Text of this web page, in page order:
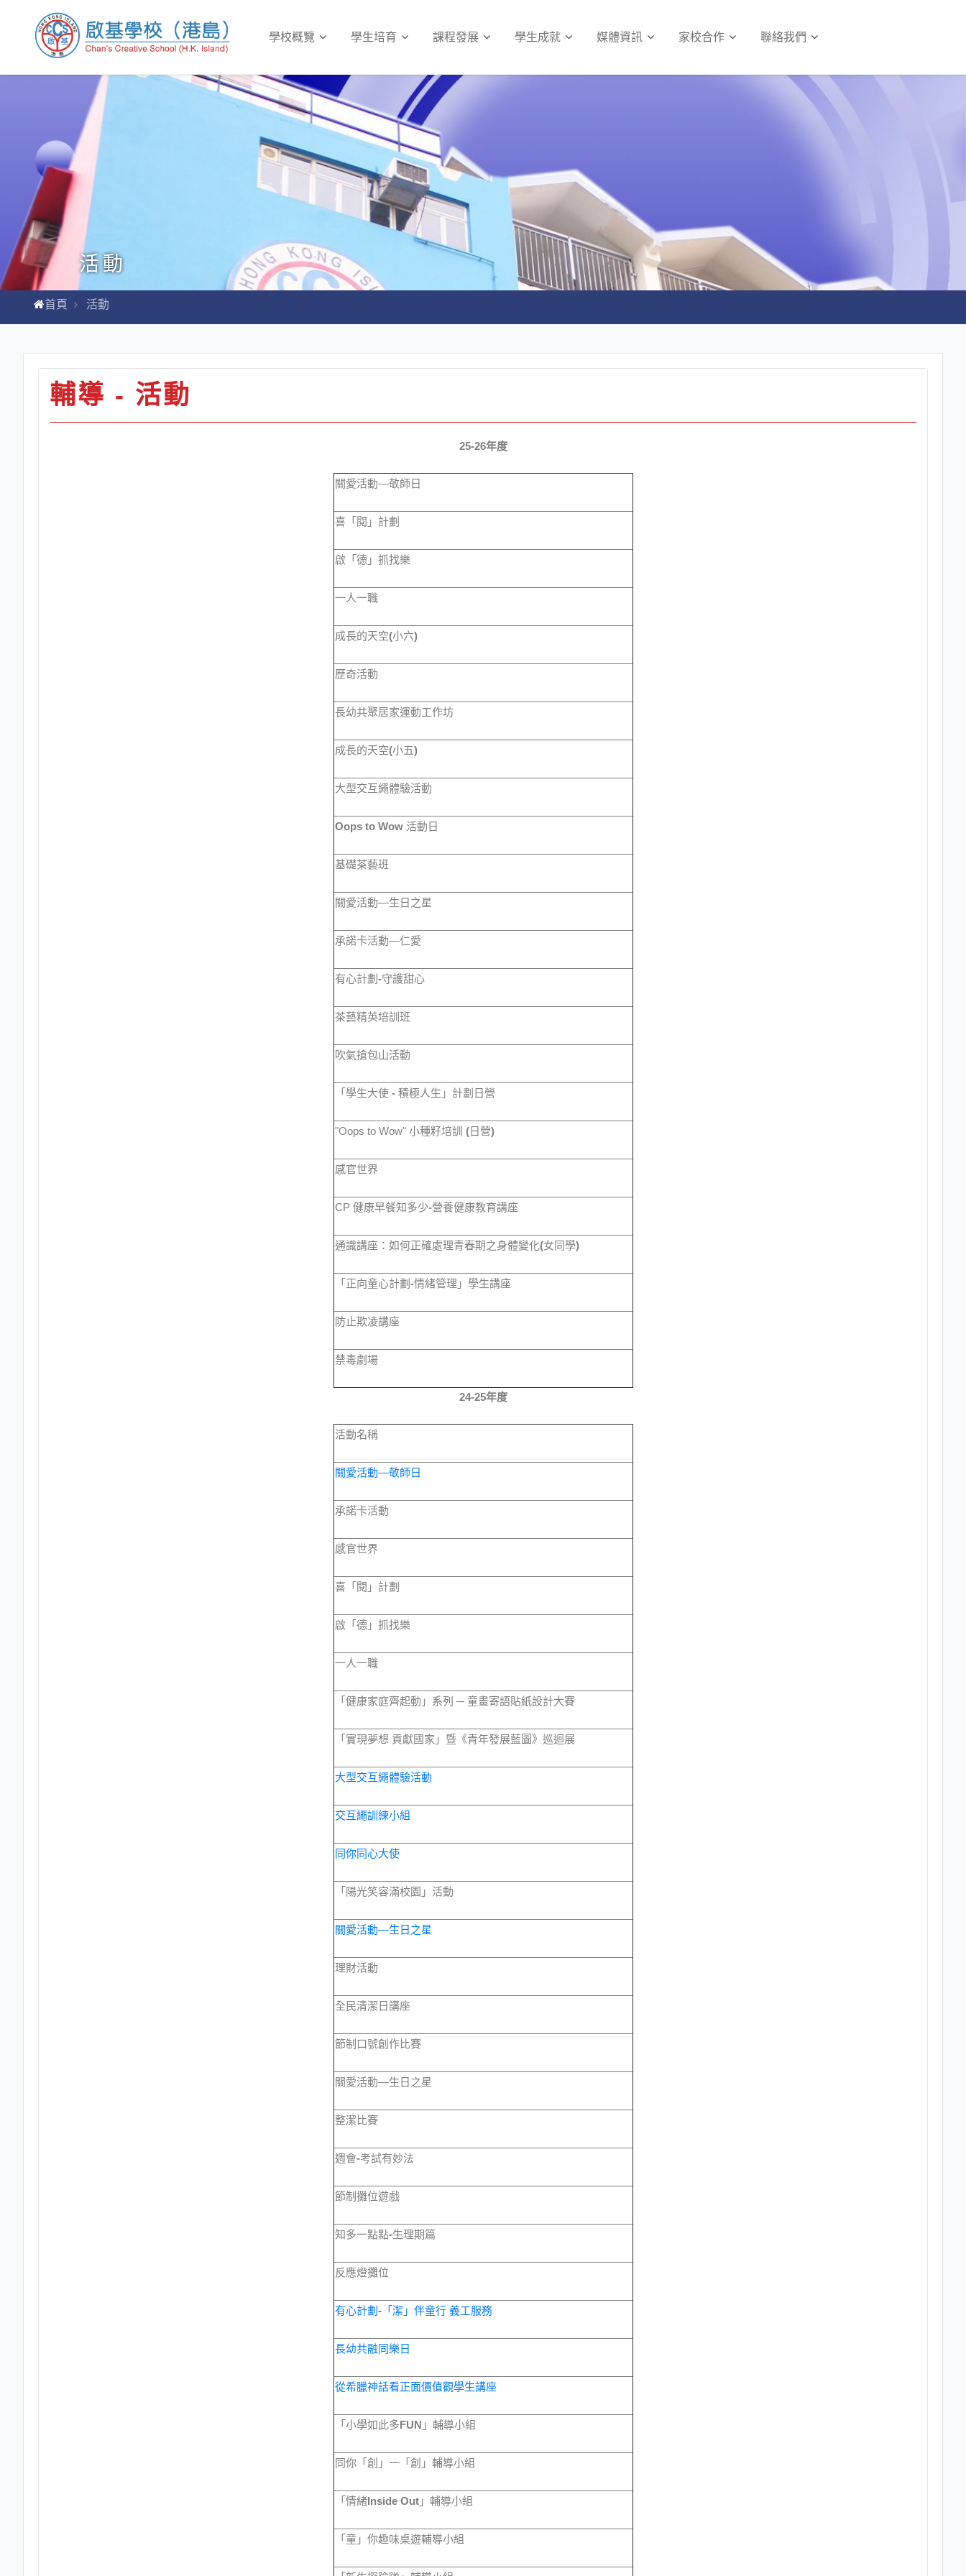
學校概覽 學生培育 課程發展 學生成就 媒體資訊 家校合作 聯絡我們
活動
首頁 活動
輔導 - 活動
25-26年度
關愛活動—敬師日
喜「閱」計劃
啟「德」抓找樂
一人一職
成長的天空(小六)
歷奇活動
長幼共聚居家運動工作坊
成長的天空(小五)
大型交互繩體驗活動
Oops to Wow 活動日
基礎茶藝班
關愛活動—生日之星
承諾卡活動—仁愛
有心計劃 -守護甜心
茶藝精英培訓班
吹氣搶包山活動
「學生大使- 積極人生」計劃日營
"Oops to Wow" 小種籽培訓 (日營)
感官世界
CP 健康早餐知多少-營養健康教育講座
通識講座：如何正確處理青春期之身體變化(女同學)
「正向童心計劃 -情緒管理」學生講座
防止欺凌講座
禁毒劇場
24-25年度
活動名稱
關愛活動—敬師日
承諾卡活動
感官世界
喜「閱」計劃
啟「德」抓找樂
一人一職
「健康家庭齊起動」系列 ─ 童畫寄語貼紙設計大賽
「實現夢想 貢獻國家」暨《青年發展藍圖》巡迴展
大型交互繩體驗活動
交互繩訓練小組
同你同心大使
「陽光笑容滿校園」活動
關愛活動—生日之星
理財活動
全民清潔日講座
節制口號創作比賽
關愛活動—生日之星
整潔比賽
週會-考試有妙法
節制攤位遊戲
知多一點點-生理期篇
反應燈攤位
有心計劃 -「潔」伴童行 義工服務
長幼共融同樂日
從希臘神話看正面價值觀學生講座
「小學如此多FUN 」輔導小組
同你「創」一「創」輔導小組
「情緒Inside Out」輔導小組
「童」你趣味桌遊輔導小組